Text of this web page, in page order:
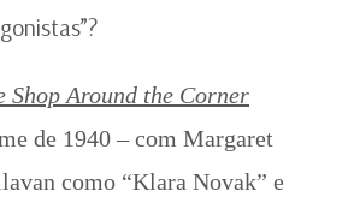
Shop Around the Corner
de 1940 – com Margaret
como “Klara Novak” e